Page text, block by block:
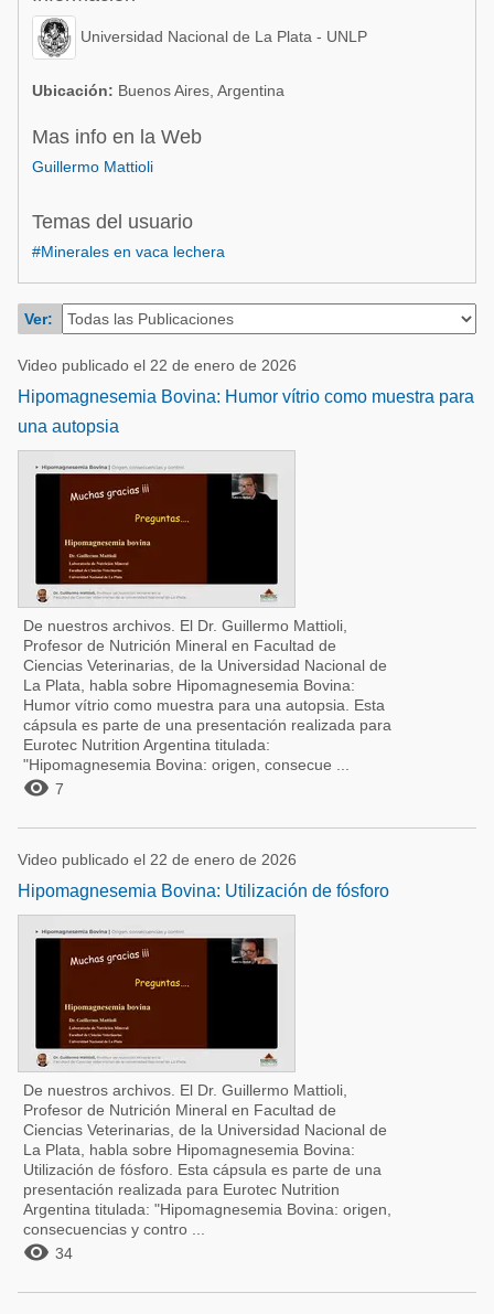
Acuacultura
Micotoxinas
Avicultura
Porcicultura
Lechería
Balanceados - Piensos
Comunidades en portugués
Lechería
Universidad Nacional de La Plata - UNLP
Ubicación: Buenos Aires, Argentina
Mas info en la Web
Guillermo Mattioli
Temas del usuario
#Minerales en vaca lechera
Ver:
Video publicado el 22 de enero de 2026
Hipomagnesemia Bovina: Humor vítrio como muestra para
una autopsia
De nuestros archivos. El Dr. Guillermo Mattioli,
Profesor de Nutrición Mineral en Facultad de
Ciencias Veterinarias, de la Universidad Nacional de
La Plata, habla sobre Hipomagnesemia Bovina:
Humor vítrio como muestra para una autopsia. Esta
cápsula es parte de una presentación realizada para
Eurotec Nutrition Argentina titulada:
"Hipomagnesemia Bovina: origen, consecue ...
 7
Video publicado el 22 de enero de 2026
Hipomagnesemia Bovina: Utilización de fósforo
De nuestros archivos. El Dr. Guillermo Mattioli,
Profesor de Nutrición Mineral en Facultad de
Ciencias Veterinarias, de la Universidad Nacional de
La Plata, habla sobre Hipomagnesemia Bovina:
Utilización de fósforo. Esta cápsula es parte de una
presentación realizada para Eurotec Nutrition
Argentina titulada: "Hipomagnesemia Bovina: origen,
consecuencias y contro ...
 34